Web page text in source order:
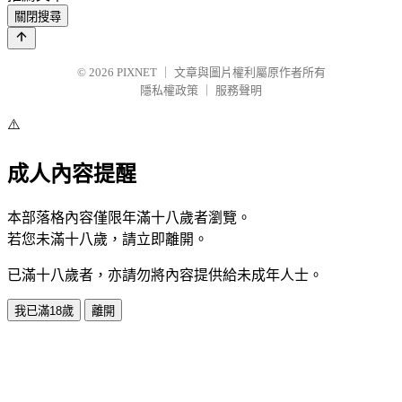
關閉搜尋
© 2026 PIXNET
文章與圖片權利屬原作者所有
隱私權政策
服務聲明
⚠️
成人內容提醒
本部落格內容僅限年滿十八歲者瀏覽。
若您未滿十八歲，請立即離開。
已滿十八歲者，亦請勿將內容提供給未成年人士。
我已滿18歲 離開